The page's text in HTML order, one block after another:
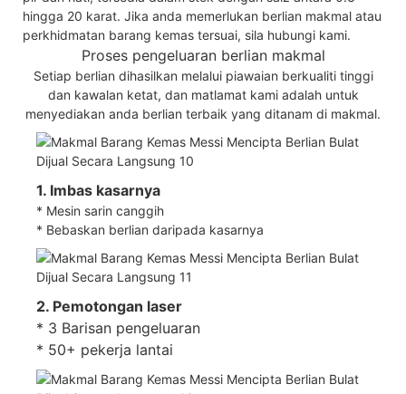
hingga 20 karat. Jika anda memerlukan berlian makmal atau
perkhidmatan barang kemas tersuai, sila hubungi kami.
Proses pengeluaran berlian makmal
Setiap berlian dihasilkan melalui piawaian berkualiti tinggi
dan kawalan ketat, dan matlamat kami adalah untuk
menyediakan anda berlian terbaik yang ditanam di makmal.
1. Imbas kasarnya
* Mesin sarin canggih
* Bebaskan berlian daripada kasarnya
2. Pemotongan laser
* 3 Barisan pengeluaran
* 50+ pekerja lantai